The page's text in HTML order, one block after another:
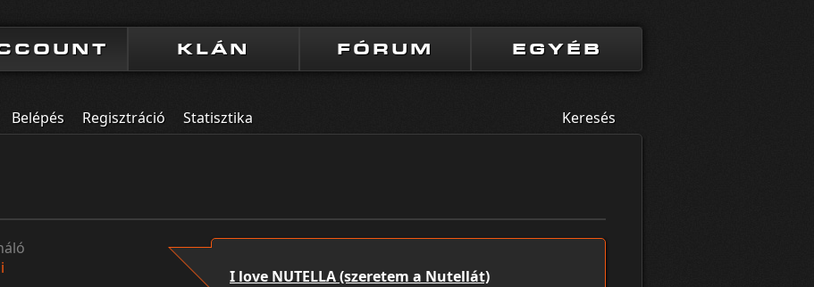
KLÁN FÓRUM EGYÉB
Belépés Regisztráció Statisztika Keresés
I love NUTELLA (szeretem a Nutellát)